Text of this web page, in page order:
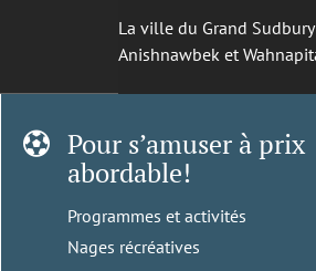
La ville du Grand
Anishnawbek et
Pour s’amuser à prix
abordable!
Programmes et activités
Nages récréatives